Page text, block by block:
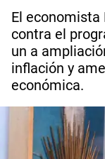
El
contra el
un a
inflación y
económica.